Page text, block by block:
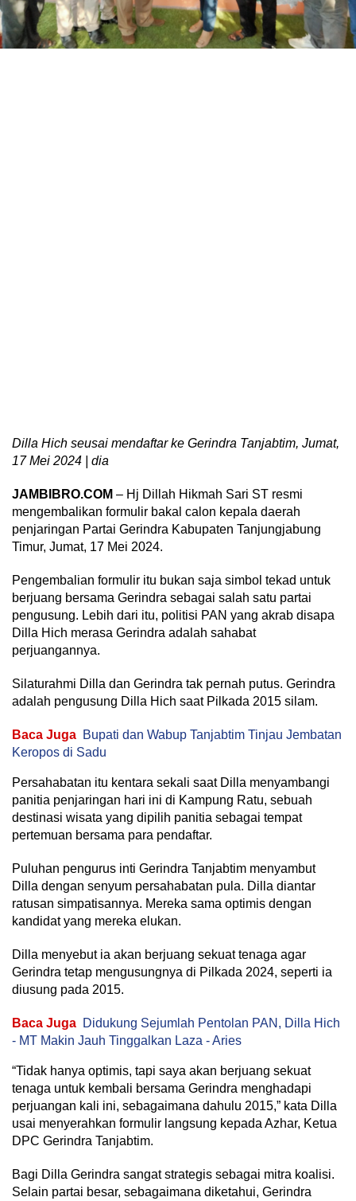
Dilla Hich seusai mendaftar ke Gerindra Tanjabtim, Jumat,
17 Mei 2024 | dia
JAMBIBRO.COM – Hj Dillah Hikmah Sari ST resmi
mengembalikan formulir bakal calon kepala daerah
penjaringan Partai Gerindra Kabupaten Tanjungjabung
Timur, Jumat, 17 Mei 2024.
Pengembalian formulir itu bukan saja simbol tekad untuk
berjuang bersama Gerindra sebagai salah satu partai
pengusung. Lebih dari itu, politisi PAN yang akrab disapa
Dilla Hich merasa Gerindra adalah sahabat
perjuangannya.
Silaturahmi Dilla dan Gerindra tak pernah putus. Gerindra
adalah pengusung Dilla Hich saat Pilkada 2015 silam.
Baca Juga Bupati dan Wabup Tanjabtim Tinjau Jembatan
Keropos di Sadu
Persahabatan itu kentara sekali saat Dilla menyambangi
panitia penjaringan hari ini di Kampung Ratu, sebuah
destinasi wisata yang dipilih panitia sebagai tempat
pertemuan bersama para pendaftar.
Puluhan pengurus inti Gerindra Tanjabtim menyambut
Dilla dengan senyum persahabatan pula. Dilla diantar
ratusan simpatisannya. Mereka sama optimis dengan
kandidat yang mereka elukan.
Dilla menyebut ia akan berjuang sekuat tenaga agar
Gerindra tetap mengusungnya di Pilkada 2024, seperti ia
diusung pada 2015.
Baca Juga Didukung Sejumlah Pentolan PAN, Dilla Hich
- MT Makin Jauh Tinggalkan Laza - Aries
“Tidak hanya optimis, tapi saya akan berjuang sekuat
tenaga untuk kembali bersama Gerindra menghadapi
perjuangan kali ini, sebagaimana dahulu 2015,” kata Dilla
usai menyerahkan formulir langsung kepada Azhar, Ketua
DPC Gerindra Tanjabtim.
Bagi Dilla Gerindra sangat strategis sebagai mitra koalisi.
Selain partai besar, sebagaimana diketahui, Gerindra